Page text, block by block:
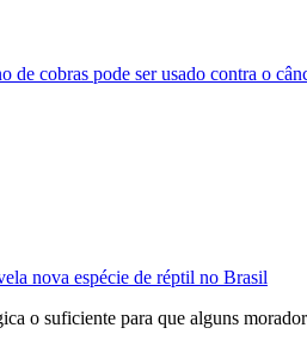
de cobras pode ser usado contra o
nova espécie de réptil no Brasil
o suficiente para que alguns